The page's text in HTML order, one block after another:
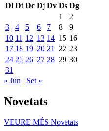
Dl Dt Dc Dj Dv Ds Dg
1
2
3
4 5 6 7 8
9
10 11 12 13 14 15 16
17 18 19 20 21 22 23
24 25 26 27 28 29 30
31
« Jun
Set »
Novetats
VEURE MÉS Novetats